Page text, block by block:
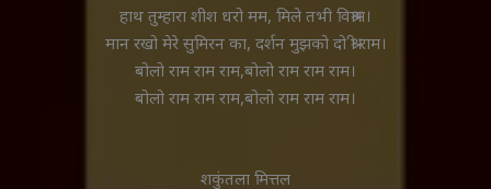
हाथ तुम्हारा शीश धरो मम, मिले तभी विश्राम।
मान रखो मेरे सुमिरन का, दर्शन मुझको दो श्री राम।
बोलो राम राम राम,बोलो राम राम राम।
बोलो राम राम राम,बोलो राम राम राम।
शकुंतला मित्तल